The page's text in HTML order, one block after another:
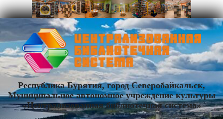
Республика Бурятия, город Северобайкальск,
Муниципальное автономное учреждение культуры
«Централизованная библиотечная система»